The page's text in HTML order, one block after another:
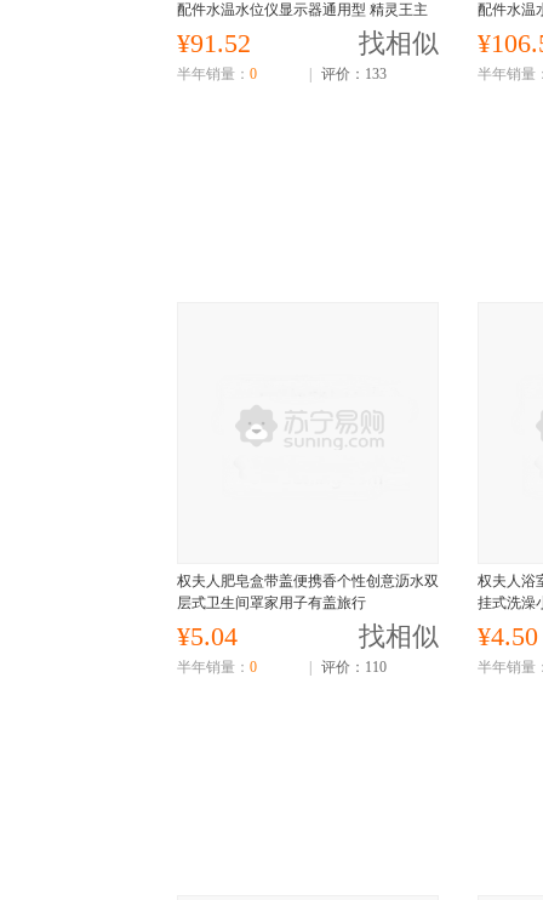
配件水温水位仪显示器通用型 精灵王主
机+2芯短线传感器
¥91.52 找相似
半年销量： 0 评价：133
配件水温
机+2芯18
半年销量
权夫人肥皂盒带盖便携香个性创意沥水双
层式卫生间罩家用子有盖旅行
¥5.04 找相似
半年销量： 0 评价：110
权夫人浴
挂式洗澡
¥4.50
半年销量